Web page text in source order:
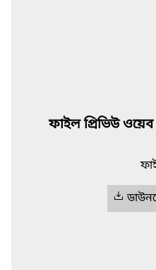
ফাইল প্রিভিউ ওয়েব